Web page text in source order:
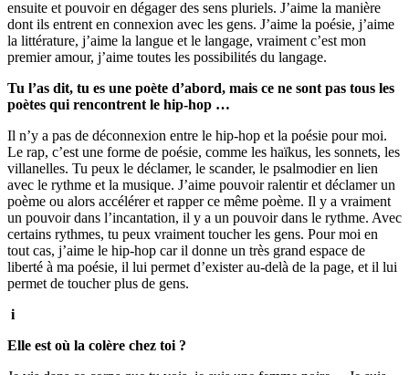
ensuite et pouvoir en dégager des sens pluriels. J’aime la manière
dont ils entrent en connexion avec les gens. J’aime la poésie, j’aime
la littérature, j’aime la langue et le langage, vraiment c’est mon
premier amour, j’aime toutes les possibilités du langage.
Tu l’as dit, tu es une poète d’abord, mais ce ne sont pas tous les
poètes qui rencontrent le hip-hop …
Il n’y a pas de déconnexion entre le hip-hop et la poésie pour moi.
Le rap, c’est une forme de poésie, comme les haïkus, les sonnets, les
villanelles. Tu peux le déclamer, le scander, le psalmodier en lien
avec le rythme et la musique. J’aime pouvoir ralentir et déclamer un
poème ou alors accélérer et rapper ce même poème. Il y a vraiment
un pouvoir dans l’incantation, il y a un pouvoir dans le rythme. Avec
certains rythmes, tu peux vraiment toucher les gens. Pour moi en
tout cas, j’aime le hip-hop car il donne un très grand espace de
liberté à ma poésie, il lui permet d’exister au-delà de la page, et il lui
permet de toucher plus de gens.
i
Elle est où la colère chez toi ?